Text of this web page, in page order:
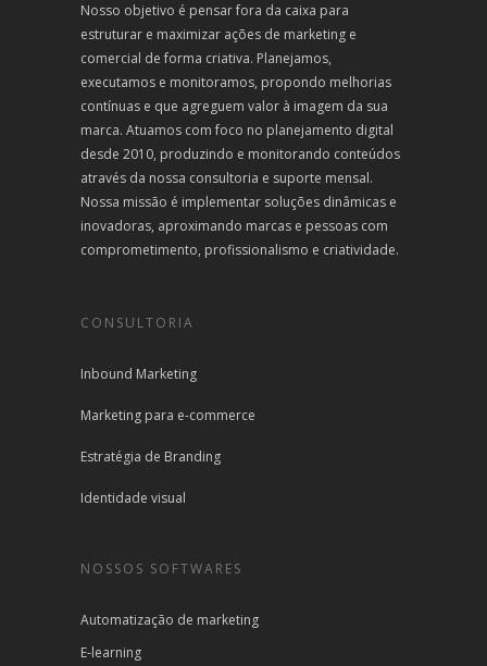
Nosso objetivo é pensar fora da caixa para
estruturar e maximizar ações de marketing e
comercial de forma criativa. Planejamos,
executamos e monitoramos, propondo melhorias
contínuas e que agreguem valor à imagem da sua
marca. Atuamos com foco no planejamento digital
desde 2010, produzindo e monitorando conteúdos
através da nossa consultoria e suporte mensal.
Nossa missão é implementar soluções dinâmicas e
inovadoras, aproximando marcas e pessoas com
comprometimento, profissionalismo e criatividade.
CONSULTORIA
Inbound Marketing
Marketing para e-commerce
Estratégia de Branding
Identidade visual
NOSSOS SOFTWARES
Automatização de marketing
E-learning